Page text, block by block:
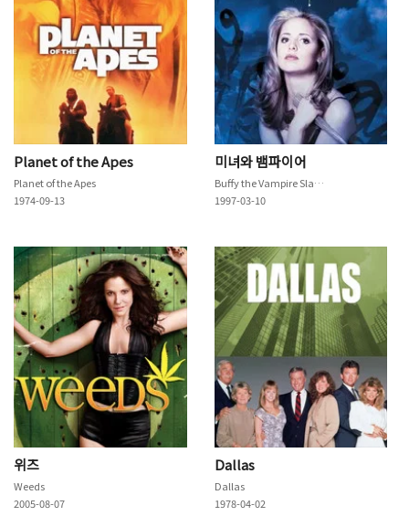
Planet of the Apes
Planet of the Apes
1974-09-13
미녀와 뱀파이어
Buffy the Vampire Slayer
1997-03-10
위즈
Weeds
2005-08-07
Dallas
Dallas
1978-04-02